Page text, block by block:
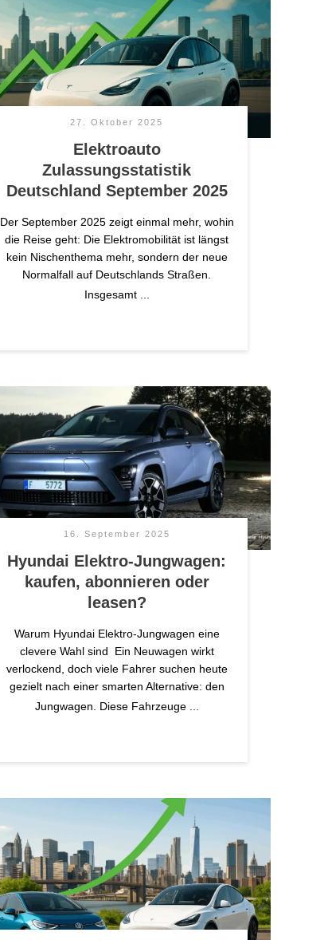
27. Oktober 2025
Elektroauto
Zulassungsstatistik
Deutschland September 2025
Der September 2025 zeigt einmal mehr, wohin
die Reise geht: Die Elektromobilität ist längst
kein Nischenthema mehr, sondern der neue
Normalfall auf Deutschlands Straßen.
Insgesamt
16. September 2025
Hyundai Elektro-Jungwagen:
kaufen, abonnieren oder
leasen?
Warum Hyundai Elektro-Jungwagen eine
clevere Wahl sind Ein Neuwagen wirkt
verlockend, doch viele Fahrer suchen heute
gezielt nach einer smarten Alternative: den
Jungwagen. Diese Fahrzeuge